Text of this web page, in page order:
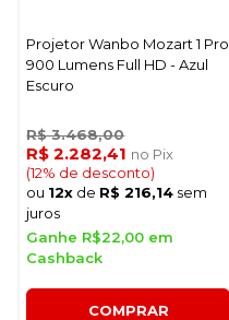
Projetor Wanbo Mozart 1 Pro
900 Lumens Full HD - Azul
Escuro
R$ 3.468,00
R$ 2.282,41 no Pix
(12% de desconto)
ou 12x de R$ 216,14 sem
juros
Ganhe R$22,00 em
Cashback
COMPRAR